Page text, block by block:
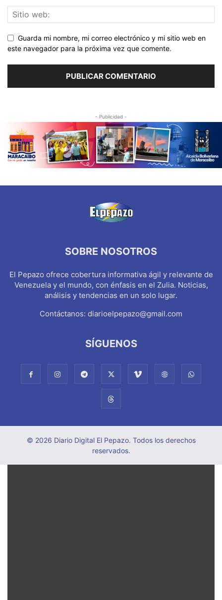
Guarda mi nombre, mi correo electrónico y mi sitio web en
este navegador para la próxima vez que comente.
- Publicidad -
SOBRE NOSOTROS
El Pepazo ofrece cobertura informativa ágil y relevante de
Venezuela y el mundo, con énfasis en el Zulia. Noticias,
análisis y tendencias en un solo lugar.
Contáctanos: diarioelpepazo@gmail.com
SÍGUENOS
© 2026 Diario Digital El Pepazo. Todos los derechos
reservados.